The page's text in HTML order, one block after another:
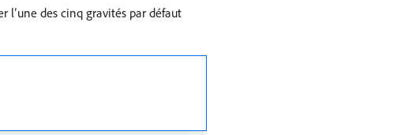
l’une des cinq gravités par défaut